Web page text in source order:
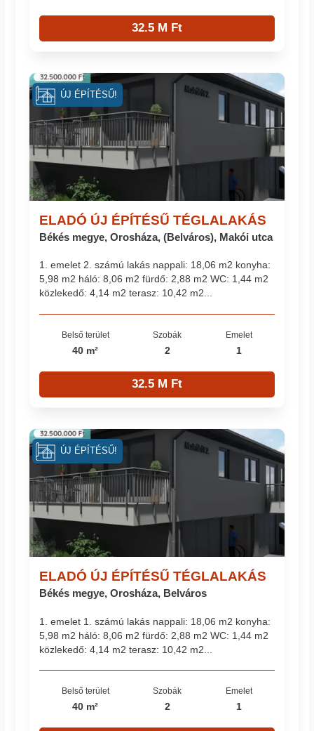
32.5 M Ft
ELADÓ ÚJ ÉPÍTÉSŰ TÉGLALAKÁS
Békés megye, Orosháza, (Belváros), Makói utca
1. emelet 2. számú lakás nappali: 18,06 m2 konyha:
5,98 m2 háló: 8,06 m2 fürdő: 2,88 m2 WC: 1,44 m2
közlekedő: 4,14 m2 terasz: 10,42 m2...
Belső terület
40 m²
Szobák
2
Emelet
1
32.5 M Ft
ÚJ ÉPÍTÉSŰ!
ELADÓ ÚJ ÉPÍTÉSŰ TÉGLALAKÁS
Békés megye, Orosháza, Belváros
1. emelet 1. számú lakás nappali: 18,06 m2 konyha:
5,98 m2 háló: 8,06 m2 fürdő: 2,88 m2 WC: 1,44 m2
közlekedő: 4,14 m2 terasz: 10,42 m2...
Belső terület
40 m²
Szobák
2
Emelet
1
ÚJ ÉPÍTÉSŰ!